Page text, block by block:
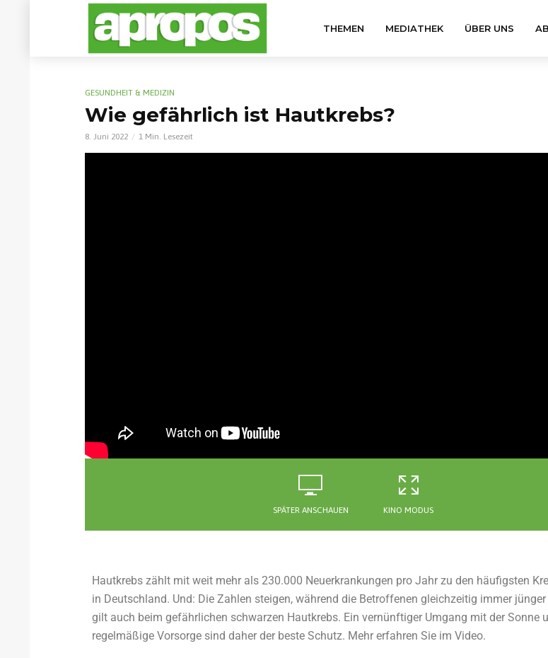
THEMEN MEDIATHEK ÜBER UNS
GESUNDHEIT & MEDIZIN
Wie gefährlich ist Hautkrebs?
8. Juni 2022 1 Min. Lesezeit
SPÄTER ANSCHAUEN KINO MODUS
Hautkrebs zählt mit weit mehr als 230.000 Neuerkrankungen pro Jahr zu den häufigsten
in Deutschland. Und: Die Zahlen steigen, während die Betroffenen gleichzeitig immer
gilt auch beim gefährlichen schwarzen Hautkrebs. Ein vernünftiger Umgang mit der Sonne
regelmäßige Vorsorge sind daher der beste Schutz. Mehr erfahren Sie im Video.